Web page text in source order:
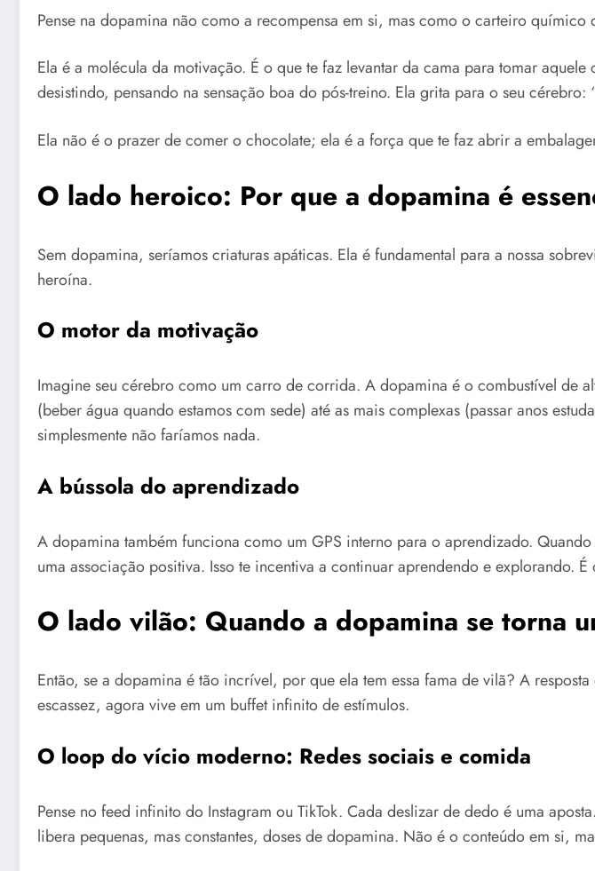
Pense na dopamina não como a recompensa em si, mas como o carteiro
Ela é a molécula da motivação. É o que te faz levantar da cama para tomar
desistindo, pensando na sensação boa do pós-treino. Ela grita para o seu
Ela não é o prazer de comer o chocolate; ela é a força que te faz abrir a
O lado heroico: Por que a dopamina é
Sem dopamina, seríamos criaturas apáticas. Ela é fundamental para a nossa
heroína.
O motor da motivação
Imagine seu cérebro como um carro de corrida. A dopamina é o combustível de
(beber água quando estamos com sede) até as mais complexas (passar anos
simplesmente não faríamos nada.
A bússola do aprendizado
A dopamina também funciona como um GPS interno para o aprendizado.
uma associação positiva. Isso te incentiva a continuar aprendendo e explorando.
O lado vilão: Quando a dopamina se torna
Então, se a dopamina é tão incrível, por que ela tem essa fama de vilã? A
escassez, agora vive em um buffet infinito de estímulos.
O loop do vício moderno: Redes sociais e comida
Pense no feed infinito do Instagram ou TikTok. Cada deslizar de dedo é uma
libera pequenas, mas constantes, doses de dopamina. Não é o conteúdo em si,